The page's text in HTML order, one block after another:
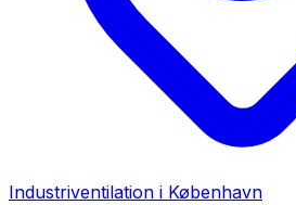
Industriventilation i København